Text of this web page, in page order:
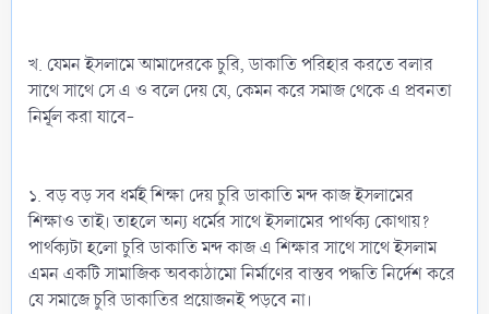
খ. যেমন ইসলামে আমাদেরকে চুরি, ডাকাতি পরিহার করতে বলার
সাথে সাথে সে এ ও বলে দেয় যে, কেমন করে সমাজ থেকে এ প্রবনতা
নির্মূল করা যাবে-
১. বড় বড় সব ধর্মই শিক্ষা দেয় চুরি ডাকাতি মন্দ কাজ ইসলামের
শিক্ষাও তাই। তাহলে অন্য ধর্মের সাথে ইসলামের পার্থক্য কোথায়?
পার্থক্যটা হলো চুরি ডাকাতি মন্দ কাজ এ শিক্ষার সাথে সাথে ইসলাম
এমন একটি সামাজিক অবকাঠামো নির্মাণের বাস্তব পদ্ধতি নির্দেশ করে
যে সমাজে চুরি ডাকাতির প্রয়োজনই পড়বে না।